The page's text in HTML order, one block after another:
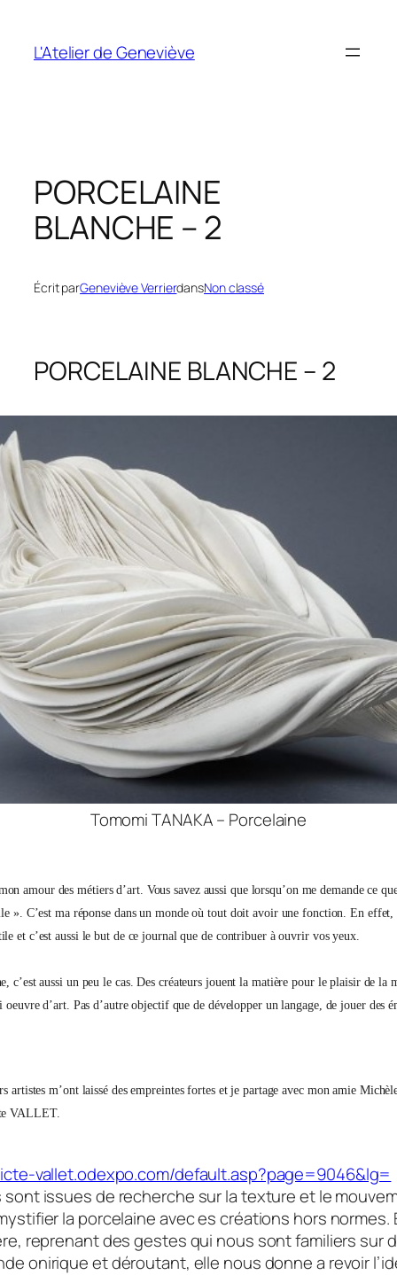
contenu
L'Atelier de Geneviève
PORCELAINE
BLANCHE – 2
Écrit parGeneviève VerrierdansNon classé
PORCELAINE BLANCHE – 2
Tomomi TANAKA – Porcelaine
amour des métiers d’art. Vous savez aussi que lorsqu’on me demande ce
». C’est ma réponse dans un monde où tout doit avoir une fonction. En
et c’est aussi le but de ce journal que de contribuer à ouvrir vos yeux.
c’est aussi un peu le cas. Des créateurs jouent la matière pour le plaisir de la
oeuvre d’art. Pas d’autre objectif que de développer un langage, de jouer des
artistes m’ont laissé des empreintes fortes et je partage avec mon amie
VALLET.
vallet.odexpo.com/default.asp?page=9046&lg=
issues de recherche sur la texture et le
la porcelaine avec es créations hors normes.
reprenant des gestes qui nous sont familiers sur
onirique et déroutant, elle nous donne a revoir